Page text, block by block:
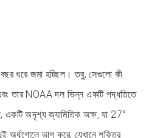
ধরে জমা হচ্ছিল। তবু, সেগুলো কী
তার NOAA দল ভিন্ন একটি পদ্ধতিতে
একটি অদৃশ্য জ্যামিতিক অক্ষ, যা 27°
অর্ধগোলে ভাগ করে, যেখানে শক্তির